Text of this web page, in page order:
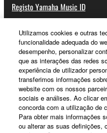
Registo Yamaha Music ID
Sobre a Yamaha
Portugal - Portuguese
Negócio
Utilizamos cookies e outras
funcionalidade adequada do
desempenho, personalizar
que as interações das redes
experiência de utilizador
transferimos informações
website com os nossos
sociais e análises. Ao clicar
concorda com a utilização de
Para obter mais informações
ou alterar as suas definições,